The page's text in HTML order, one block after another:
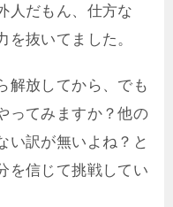
人だもん、仕方な
抜いてました。
解放してから、でも
ってみますか？他の
い訳が無いよね？と
を信じて挑戦してい